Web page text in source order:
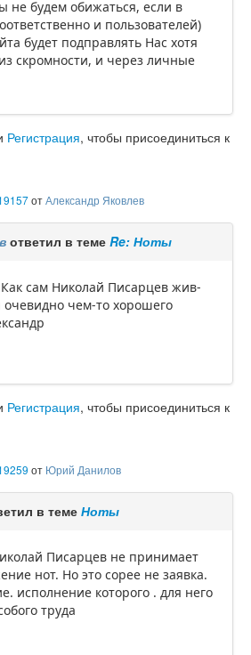
не будем обижаться, если в
и пользователей)
будет подправлять Нас хотя
скромности, и через личные
Регистрация, чтобы присоединиться к
отАлександр Яковлев
ответил в теме Re: Ноты
сам Николай Писарцев жив-
чем-то хорошего
Регистрация, чтобы присоединиться к
от Юрий Данилов
в темеНоты
Писарцев не принимает
нот. Но это сорее не заявка.
исполнение которого . для него
труда